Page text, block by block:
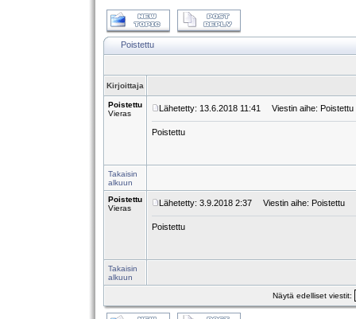
Poistettu
Kirjoittaja
Poistettu
Vieras
Lähetetty: 13.6.2018 11:41 Viestin aihe: Poistettu
Poistettu
Takaisin
alkuun
Poistettu
Vieras
Lähetetty: 3.9.2018 2:37 Viestin aihe: Poistettu
Poistettu
Takaisin
alkuun
Näytä edelliset viestit: